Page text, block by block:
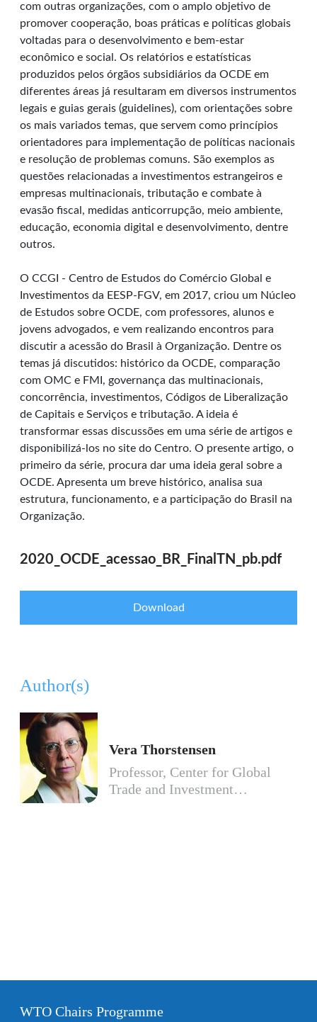
com outras organizações, com o amplo objetivo de
promover cooperação, boas práticas e políticas globais
voltadas para o desenvolvimento e bem-estar
econômico e social. Os relatórios e estatísticas
produzidos pelos órgãos subsidiários da OCDE em
diferentes áreas já resultaram em diversos instrumentos
legais e guias gerais (guidelines), com orientações sobre
os mais variados temas, que servem como princípios
orientadores para implementação de políticas nacionais
e resolução de problemas comuns. São exemplos as
questões relacionadas a investimentos estrangeiros e
empresas multinacionais, tributação e combate à
evasão fiscal, medidas anticorrupção, meio ambiente,
educação, economia digital e desenvolvimento, dentre
outros.
O CCGI - Centro de Estudos do Comércio Global e
Investimentos da EESP-FGV, em 2017, criou um Núcleo
de Estudos sobre OCDE, com professores, alunos e
jovens advogados, e vem realizando encontros para
discutir a acessão do Brasil à Organização. Dentre os
temas já discutidos: histórico da OCDE, comparação
com OMC e FMI, governança das multinacionais,
concorrência, investimentos, Códigos de Liberalização
de Capitais e Serviços e tributação. A ideia é
transformar essas discussões em uma série de artigos e
disponibilizá-los no site do Centro. O presente artigo, o
primeiro da série, procura dar uma ideia geral sobre a
OCDE. Apresenta um breve histórico, analisa sua
estrutura, funcionamento, e a participação do Brasil na
Organização.
2020_OCDE_acessao_BR_FinalTN_pb.pdf
Download
Author(s)
Vera Thorstensen
Professor, Center for Global
Trade and Investment…
WTO Chairs Programme